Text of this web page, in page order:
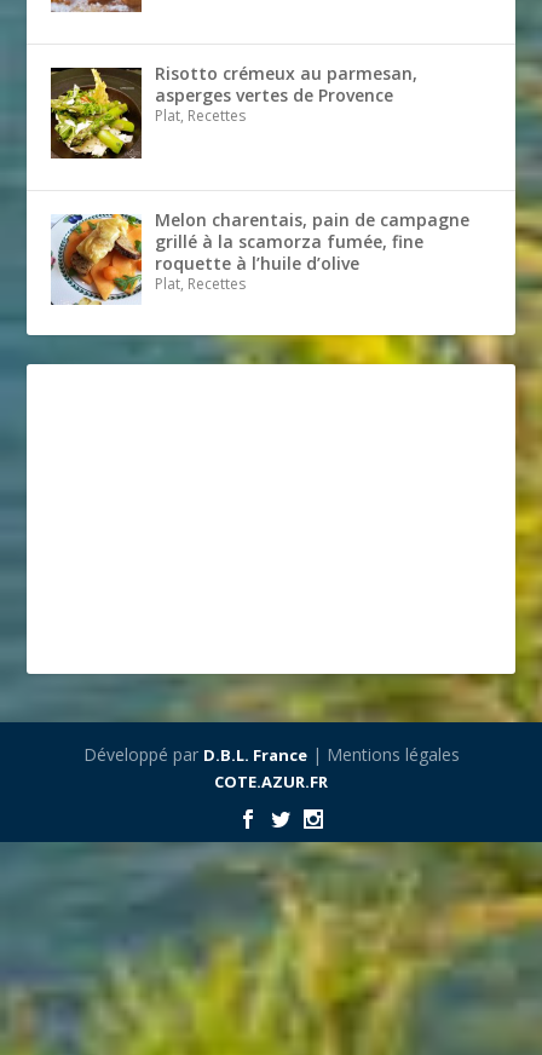
Risotto crémeux au parmesan,
asperges vertes de Provence
Plat, Recettes
Melon charentais, pain de campagne
grillé à la scamorza fumée, fine
roquette à l’huile d’olive
Plat, Recettes
Développé par D.B.L. France| Mentions légales
COTE.AZUR.FR